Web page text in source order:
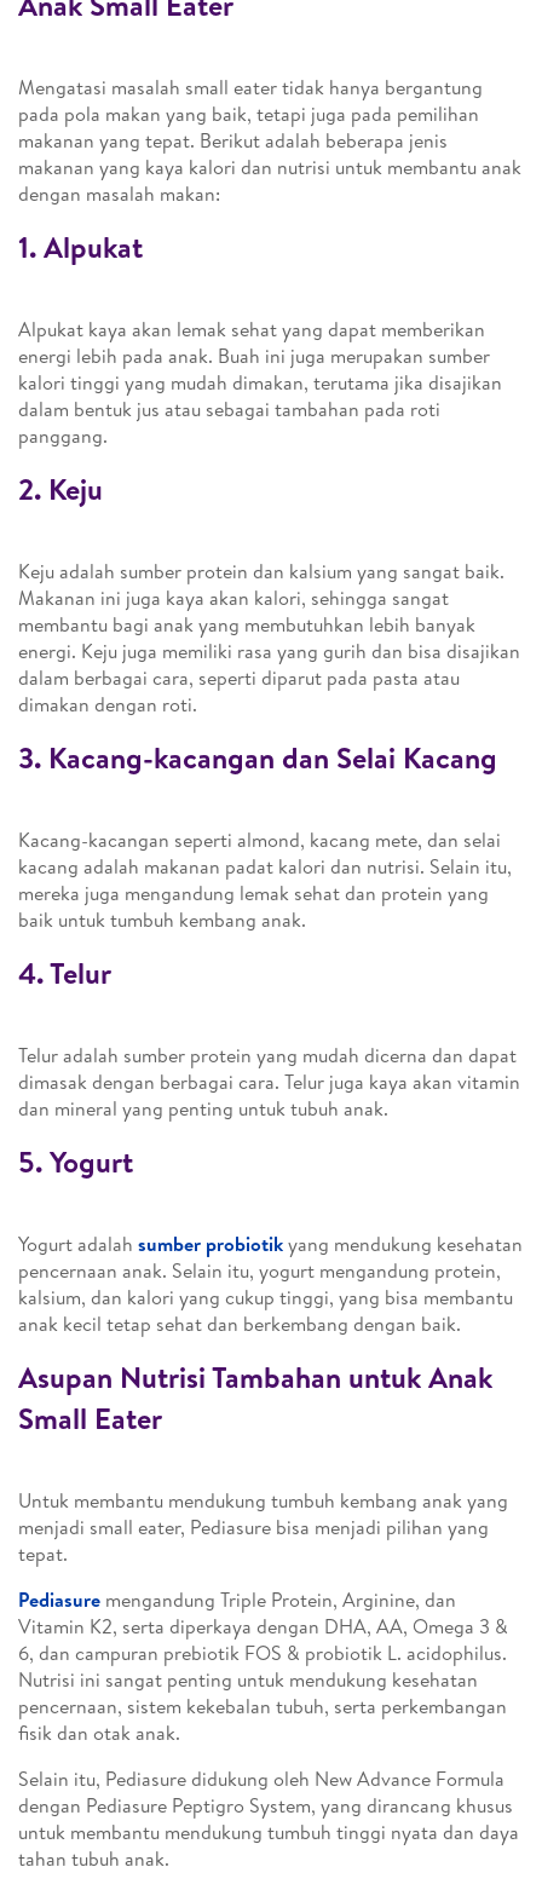
Mengatasi masalah small eater tidak hanya bergantung
pada pola makan yang baik, tetapi juga pada pemilihan
makanan yang tepat. Berikut adalah beberapa jenis
makanan yang kaya kalori dan nutrisi untuk membantu anak
dengan masalah makan:
1. Alpukat
Alpukat kaya akan lemak sehat yang dapat memberikan
energi lebih pada anak. Buah ini juga merupakan sumber
kalori tinggi yang mudah dimakan, terutama jika disajikan
dalam bentuk jus atau sebagai tambahan pada roti
panggang.
2. Keju
Keju adalah sumber protein dan kalsium yang sangat baik.
Makanan ini juga kaya akan kalori, sehingga sangat
membantu bagi anak yang membutuhkan lebih banyak
energi. Keju juga memiliki rasa yang gurih dan bisa disajikan
dalam berbagai cara, seperti diparut pada pasta atau
dimakan dengan roti.
3. Kacang-kacangan dan Selai Kacang
Kacang-kacangan seperti almond, kacang mete, dan selai
kacang adalah makanan padat kalori dan nutrisi. Selain itu,
mereka juga mengandung lemak sehat dan protein yang
baik untuk tumbuh kembang anak.
4. Telur
Telur adalah sumber protein yang mudah dicerna dan dapat
dimasak dengan berbagai cara. Telur juga kaya akan vitamin
dan mineral yang penting untuk tubuh anak.
5. Yogurt
Yogurt adalah sumber probiotikyang mendukung kesehatan
pencernaan anak. Selain itu, yogurt mengandung protein,
kalsium, dan kalori yang cukup tinggi, yang bisa membantu
anak kecil tetap sehat dan berkembang dengan baik.
Asupan Nutrisi Tambahan untuk Anak
Small Eater
Untuk membantu mendukung tumbuh kembang anak yang
menjadi small eater, Pediasure bisa menjadi pilihan yang
tepat.
Pediasure mengandung Triple Protein, Arginine, dan
Vitamin K2, serta diperkaya dengan DHA, AA, Omega 3 &
6, dan campuran prebiotik FOS & probiotik L. acidophilus.
Nutrisi ini sangat penting untuk mendukung kesehatan
pencernaan, sistem kekebalan tubuh, serta perkembangan
fisik dan otak anak.
Selain itu, Pediasure didukung oleh New Advance Formula
dengan Pediasure Peptigro System, yang dirancang khusus
untuk membantu mendukung tumbuh tinggi nyata dan daya
tahan tubuh anak.